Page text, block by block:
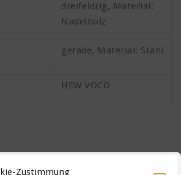
Zustimmung
dreifeldrig, Material:
Nadelholz
gerade, Material: Stahl
HEW VOCO